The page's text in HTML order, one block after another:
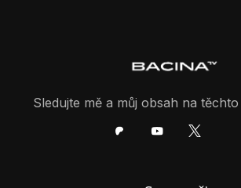
Sledujte mě a můj obsah na